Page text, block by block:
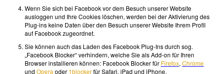
Wenn Sie sich bei Facebook vor dem Besuch unserer Website
ausloggen und Ihre Cookies löschen, werden bei der Aktivierung des
Plug-ins keine Daten über den Besuch unserer Website Ihrem Profil
auf Facebook zugeordnet.
Sie können auch das Laden des Facebook Plug-Ins durch sog.
„Facebook Blocker“ verhindern, welche Sie als Add-on für Ihren
Browser installieren können: Facebook Blocker für Firefox, Chrome
und Opera oder 1blockerfür Safari, iPad und iPhone.